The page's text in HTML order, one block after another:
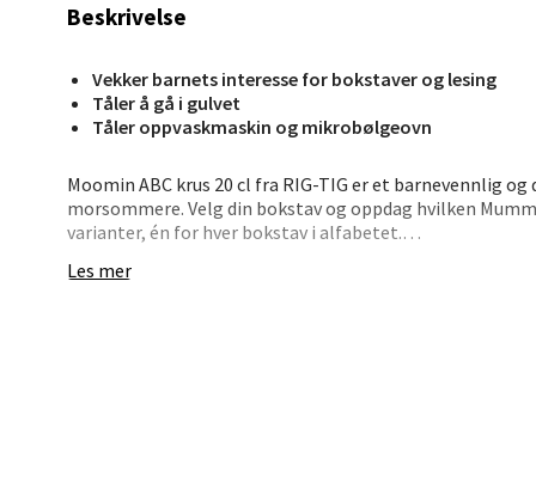
Beskrivelse
Vekker barnets interesse for bokstaver og lesing
Tåler å gå i gulvet
Tåler oppvaskmaskin og mikrobølgeovn
Moomin ABC krus 20 cl fra RIG-TIG er et barnevennlig
morsommere. Velg din bokstav og oppdag hvilken
varianter, én for hver bokstav i alfabetet.
Kruset har en robust utforming og rommer 20 cl – en
Les mer
Åpent